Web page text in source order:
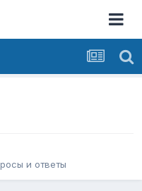
и ответы